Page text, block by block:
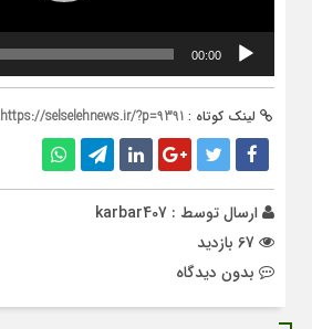
00:00
لینک کوتاه : https://selselehnews.ir/?p=9391
ارسال توسط : karbar407
بدون دیدگاه